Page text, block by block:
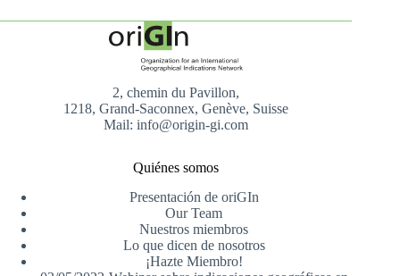
2, chemin du Pavillon,
1218, Grand-Saconnex, Genève, Suisse
Mail: info@origin-gi.com
Quiénes somos
Presentación de oriGIn
Our Team
Nuestros miembros
Lo que dicen de nosotros
¡Hazte Miembro!